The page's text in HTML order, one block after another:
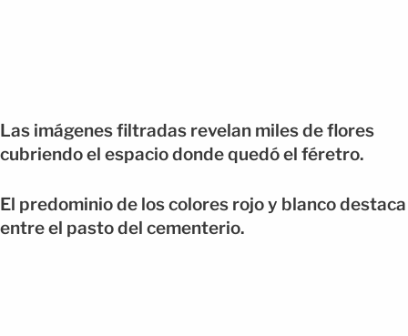
Las imágenes filtradas revelan miles de flores
cubriendo el espacio donde quedó el féretro.
El predominio de los colores rojo y blanco destaca
entre el pasto del cementerio.